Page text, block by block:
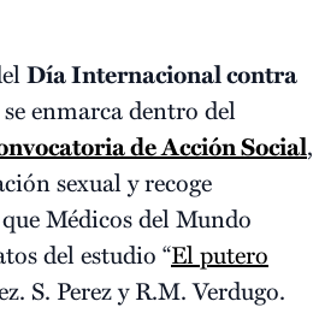
Día Internacional contra
enmarca dentro del
de Acción Social,
sexual y recoge
Médicos del Mundo
del estudio “El putero
S. Perez y R.M. Verdugo.